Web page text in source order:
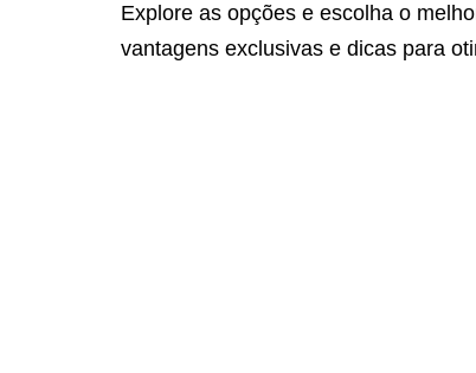
Explore as opções e escolha o
vantagens exclusivas e dicas para